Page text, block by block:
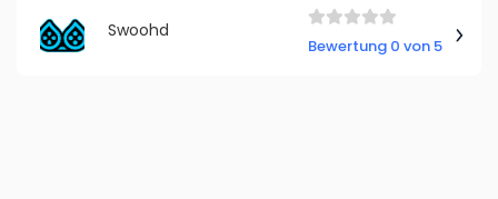
Swoohd
Bewertung 0 von 5